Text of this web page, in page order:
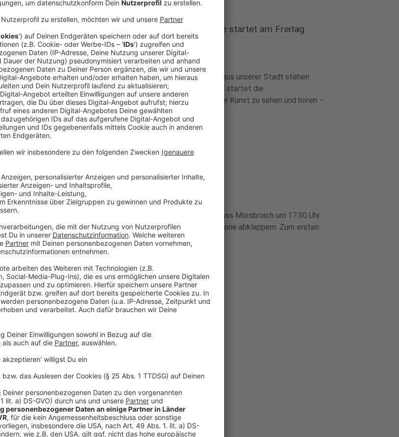
20 Jahre Kunstnacht in Leverkusen: Jubiläumsausgabe startet am Freitag
Anzeige
Bunte, kreative, vielfältige und einzigartige Perspektiven auf und aus unserer Stadt stehen
seit 20 Jahren bei der Kunstnacht im Fokus. Am 11. Oktober 2024 startet die
Jubiläumsausgabe. In allen Teilen Leverkusens gibt es dann wieder Kunst zu sehen und hören –
in Schaufenstern, Ateliers und auf zahlreichen Litfaßsäulen.
Anzeige
Anzeige
Los geht die lange Nacht mit einer Auftaktveranstaltung im Schloss Morsbroich um 17:30 Uhr.
Anschließend lassen sich die Hauptschauplätze mit dem Smartphone abklappern. Zum ersten
Mal gibt es nämlich eine eigene App für die Kunstnacht.
Programm und App
Anzeige
Hier findet ihr das ganze Programm der Kunstnacht
Die App könnt ihr hier downloaden
Anzeige